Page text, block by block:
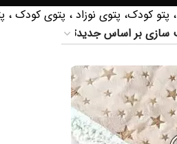
کودک، پتوی نوزاد ، پتوی کودک ،